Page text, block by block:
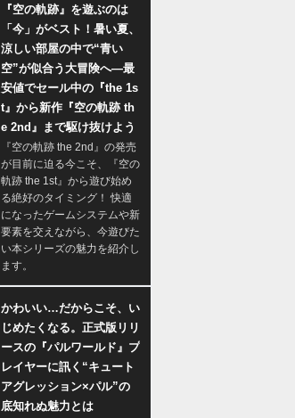
『空の軌跡』を遊ぶのは
「今」がベスト！暑い夏、
涼しい部屋の中で“青い
空”が似合う大冒険へ―最
安値でセール中の『the 1s
t』から新作『空の軌跡 th
e 2nd』まで駆け抜けよう
『空の軌跡 the 2nd』の発売
が目前に迫る今こそ、『空の
軌跡 the 1st』から遊び始め
る絶好のタイミング！ 快適
になったゲームシステムや新
要素を交えながら、今遊びた
い本シリーズの魅力を紹介し
ます。
かわいい…だからこそ、い
じめたくなる。正式版リリ
ースの『パルワールド』プ
レイヤーに訊く“キュート
アグレッション×パル”の
底知れぬ魅力とは